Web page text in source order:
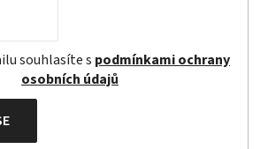
souhlasíte s podmínkami ochrany
osobních údajů